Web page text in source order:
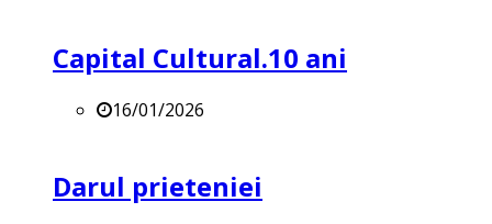
Capital Cultural.10 ani
16/01/2026
Darul prieteniei